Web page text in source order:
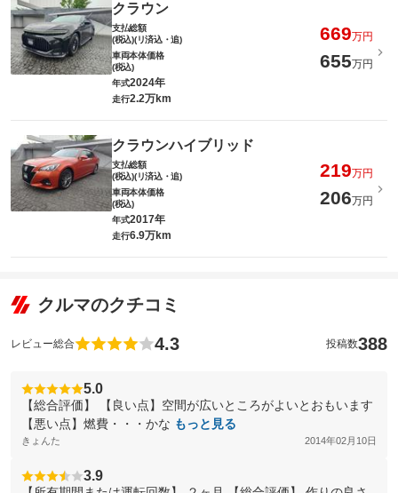
クラウン
支払総額
(税込)(リ済込・追)
669万円
車両本体価格
(税込)
655万円
年式2024年
走行2.2万km
クラウンハイブリッド
支払総額
(税込)(リ済込・追)
219万円
車両本体価格
(税込)
206万円
年式2017年
走行6.9万km
クルマのクチコミ
レビュー総合 4.3 投稿数388
5.0
【総合評価】 【良い点】空間が広いところがよいとおもいます
【悪い点】燃費・・・かな もっと見る
きょんた 2014年02月10日
3.9